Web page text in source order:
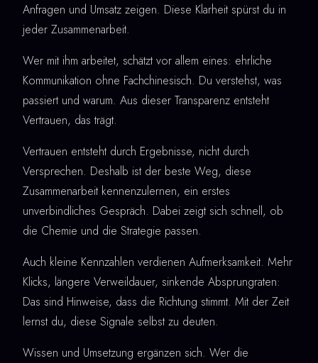
Anfragen und Umsatz zeigen. Diese Klarheit spürst du in
jeder Zusammenarbeit.
Wer mit ihm arbeitet, schätzt vor allem eines: ehrliche
Kommunikation ohne Fachchinesisch. Du verstehst, was
passiert und warum. Aus dieser Transparenz entsteht
Vertrauen, das trägt.
Vertrauen entsteht durch Ergebnisse, nicht durch
Versprechen. Deshalb ist der beste Weg, diese
Zusammenarbeit kennenzulernen, ein erstes
unverbindliches Gespräch. Dabei zeigt sich schnell, ob
die Chemie und die Strategie passen.
Auch kleine Kennzahlen verdienen Aufmerksamkeit. Mehr
Klicks, längere Verweildauer, sinkende Absprungraten:
Das sind Hinweise, dass die Richtung stimmt. Mit der Zeit
lernst du, diese Signale selbst zu deuten.
Wissen und Umsetzung ergänzen sich. Wer die